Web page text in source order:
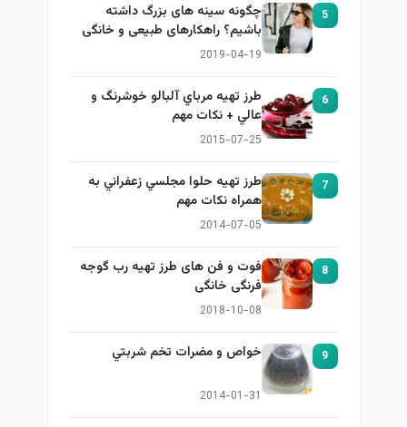
5
چگونه سینه های بزرگ داشته
باشیم؟ راهکارهای طبیعی و خانگی
برای بزرگ کردن سینه
2019-04-19
6
طرز تهيه مرباي آلبالو خوشرنگ و
عالي + نكات مهم
2015-07-25
7
طرز تهيه حلوا مجلسي زعفراني به
همراه نكات مهم
2014-07-05
8
فوت و فن های طرز تهیه رب گوجه
فرنگی خانگی
2018-10-08
9 خواص و مضرات تخم شربتي
2014-01-31